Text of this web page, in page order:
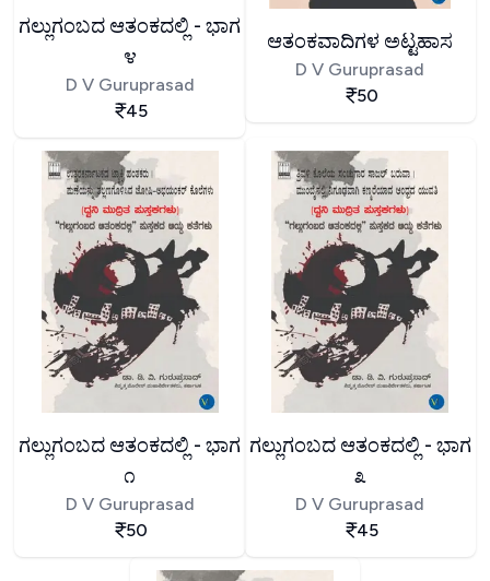
ಗಲ್ಲುಗಂಬದ ಆತಂಕದಲ್ಲಿ - ಭಾಗ
೪
D V Guruprasad
45
ಆತಂಕವಾದಿಗಳ ಅಟ್ಟಹಾಸ
D V Guruprasad
50
ಗಲ್ಲುಗಂಬದ ಆತಂಕದಲ್ಲಿ - ಭಾಗ
೧
D V Guruprasad
50
ಗಲ್ಲುಗಂಬದ ಆತಂಕದಲ್ಲಿ - ಭಾಗ
೩
D V Guruprasad
45